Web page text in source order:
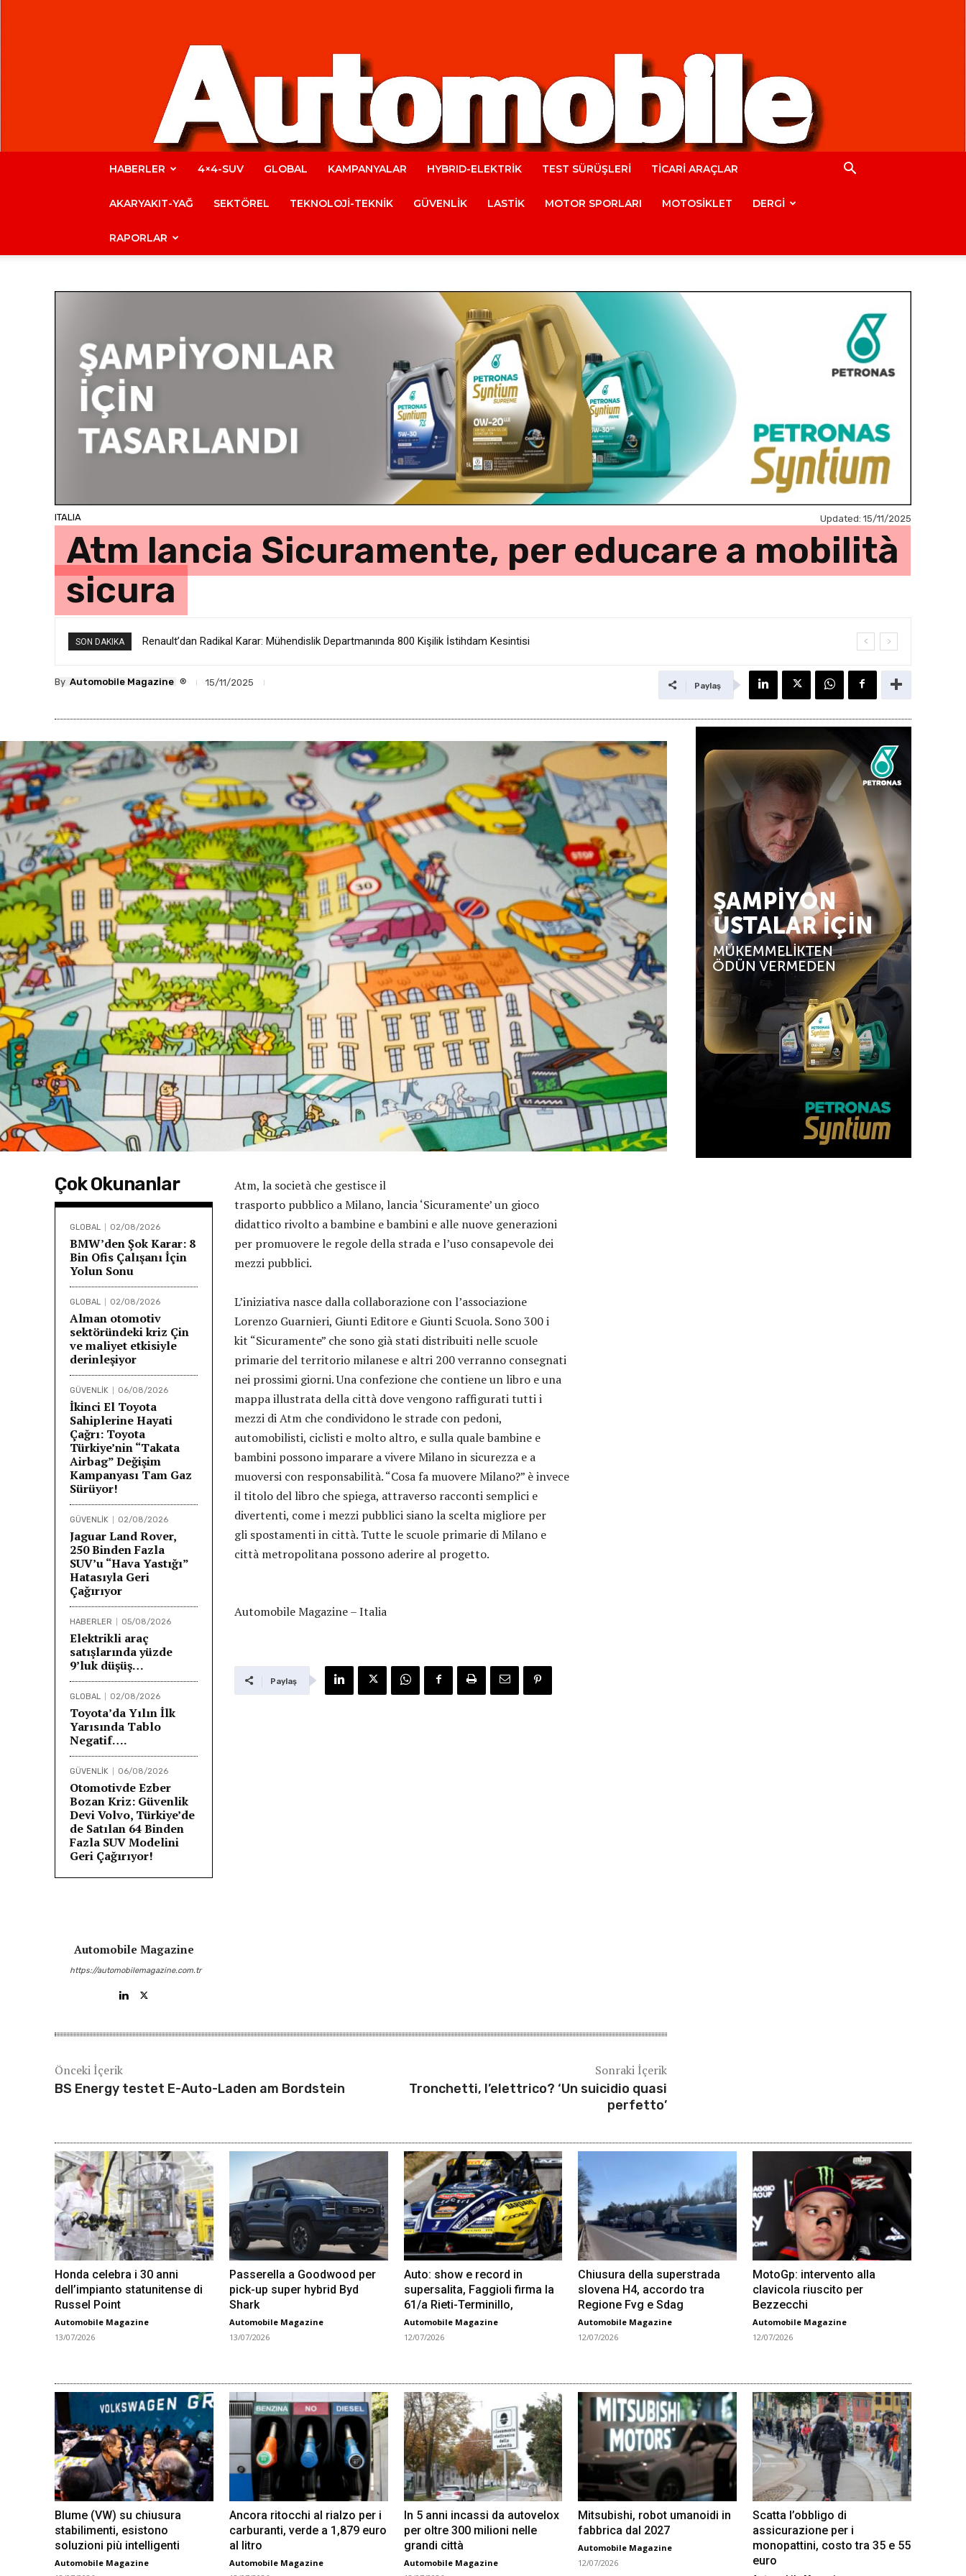
Automobile
Magazine
HABERLER 4×4-SUV GLOBAL KAMPANYALAR HYBRID-ELEKTRİK TEST SÜRÜŞLERİ TİCARİ ARAÇLAR
AKARYAKIT-YAĞ SEKTÖREL TEKNOLOJİ-TEKNİK GÜVENLİK LASTİK MOTOR SPORLARI MOTOSİKLET DERGİ
RAPORLAR
ITALIA Updated: 15/11/2025
Atm lancia Sicuramente, per educare a mobilità
sicura
SON DAKIKA Renault’dan Radikal Karar: Mühendislik Departmanında 800 Kişilik İstihdam Kesintisi
By Automobile Magazine ® 15/11/2025 Paylaş
Çok Okunanlar
GLOBAL 02/08/2026
BMW’den Şok Karar: 8
Bin Ofis Çalışanı İçin
Yolun Sonu
GLOBAL 02/08/2026
Alman otomotiv
sektöründeki kriz Çin
ve maliyet etkisiyle
derinleşiyor
GÜVENLİK 06/08/2026
İkinci El Toyota
Sahiplerine Hayati
Çağrı: Toyota
Türkiye’nin “Takata
Airbag” Değişim
Kampanyası Tam Gaz
Sürüyor!
GÜVENLİK 02/08/2026
Jaguar Land Rover,
250 Binden Fazla
SUV’u “Hava Yastığı”
Hatasıyla Geri
Çağırıyor
HABERLER 05/08/2026
Elektrikli araç
satışlarında yüzde
9’luk düşüş…
GLOBAL 02/08/2026
Toyota’da Yılın İlk
Yarısında Tablo
Negatif….
GÜVENLİK 06/08/2026
Otomotivde Ezber
Bozan Kriz: Güvenlik
Devi Volvo, Türkiye’de
de Satılan 64 Binden
Fazla SUV Modelini
Geri Çağırıyor!
Automobile Magazine
https://automobilemagazine.com.tr
Atm, la società che gestisce il
trasporto pubblico a Milano, lancia ‘Sicuramente’ un gioco
didattico rivolto a bambine e bambini e alle nuove generazioni
per promuovere le regole della strada e l’uso consapevole dei
mezzi pubblici.
L’iniziativa nasce dalla collaborazione con l’associazione
Lorenzo Guarnieri, Giunti Editore e Giunti Scuola. Sono 300 i
kit “Sicuramente” che sono già stati distribuiti nelle scuole
primarie del territorio milanese e altri 200 verranno consegnati
nei prossimi giorni. Una confezione che contiene un libro e una
mappa illustrata della città dove vengono raffigurati tutti i
mezzi di Atm che condividono le strade con pedoni,
automobilisti, ciclisti e molto altro, e sulla quale bambine e
bambini possono imparare a vivere Milano in sicurezza e a
muoversi con responsabilità. “Cosa fa muovere Milano?” è invece
il titolo del libro che spiega, attraverso racconti semplici e
divertenti, come i mezzi pubblici siano la scelta migliore per
gli spostamenti in città. Tutte le scuole primarie di Milano e
città metropolitana possono aderire al progetto.
Automobile Magazine – Italia
Paylaş
Önceki İçerik
BS Energy testet E-Auto-Laden am Bordstein
Sonraki İçerik
Tronchetti, l’elettrico? ‘Un suicidio quasi
perfetto’
Honda celebra i 30 anni
dell’impianto statunitense di
Russel Point
Automobile Magazine
13/07/2026
Passerella a Goodwood per
pick-up super hybrid Byd
Shark
Automobile Magazine
13/07/2026
Auto: show e record in
supersalita, Faggioli firma la
61/a Rieti-Terminillo,
Automobile Magazine
12/07/2026
Chiusura della superstrada
slovena H4, accordo tra
Regione Fvg e Sdag
Automobile Magazine
12/07/2026
MotoGp: intervento alla
clavicola riuscito per
Bezzecchi
Automobile Magazine
12/07/2026
Blume (VW) su chiusura
stabilimenti, esistono
soluzioni più intelligenti
Automobile Magazine
Ancora ritocchi al rialzo per i
carburanti, verde a 1,879 euro
al litro
Automobile Magazine
In 5 anni incassi da autovelox
per oltre 300 milioni nelle
grandi città
Automobile Magazine
Mitsubishi, robot umanoidi in
fabbrica dal 2027
Automobile Magazine
12/07/2026
Scatta l’obbligo di
assicurazione per i
monopattini, costo tra 35 e 55
euro